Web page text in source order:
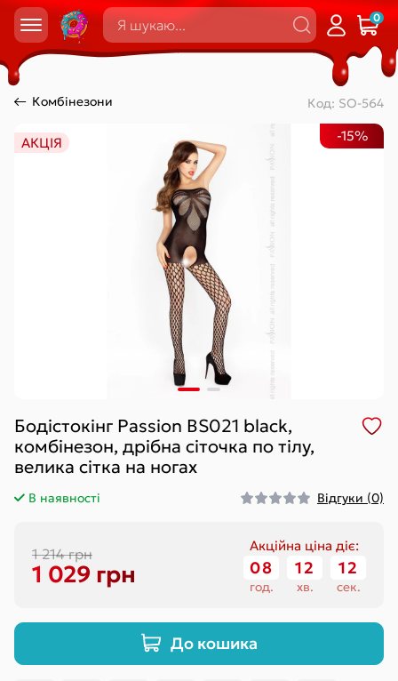
0
Комбінезони Код: SO-564
АКЦІЯ -15%
Бодістокінг Passion BS021 black,
комбінезон, дрібна сіточка по тілу,
велика сітка на ногах
В наявності Відгуки (0)
1 214 грн
1 029 грн
Акційна ціна діє:
08
год.
12
хв.
11
сек.
До кошика